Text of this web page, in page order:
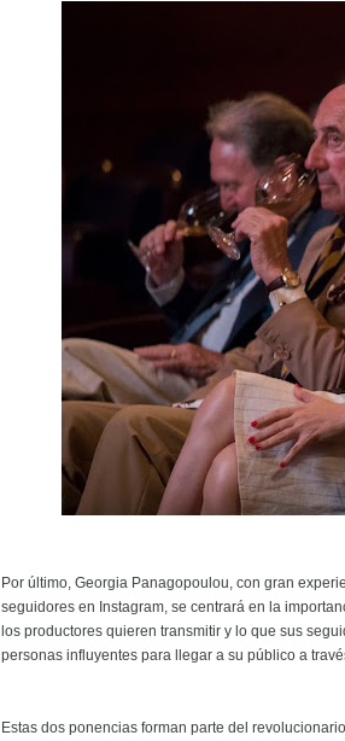
Por último, Georgia Panagopoulou, con gran
seguidores en Instagram, se centrará en la
los productores quieren transmitir y lo que sus
personas influyentes para llegar a su público a
Estas dos ponencias forman parte del